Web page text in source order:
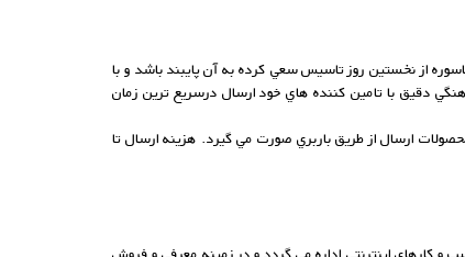
از نخستين روز تاسيس سعي کرده به آن پايبند باشد و با
دقيق با تامين کننده هاي خود ارسال درسريع ترين زمان
ارسال از طريق باربري صورت مي گيرد. هزينه ارسال تا